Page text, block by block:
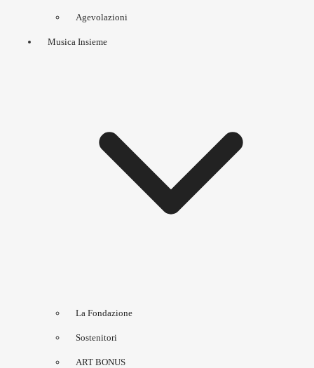
Agevolazioni
Musica Insieme
La Fondazione
Sostenitori
ART BONUS